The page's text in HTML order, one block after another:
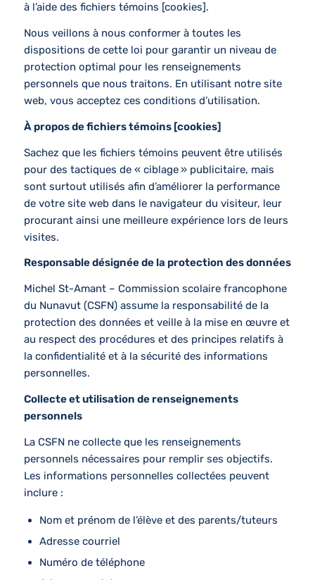
à l’aide des fichiers témoins [cookies].
Nous veillons à nous conformer à toutes les
dispositions de cette loi pour garantir un niveau de
protection optimal pour les renseignements
personnels que nous traitons. En utilisant notre site
web, vous acceptez ces conditions d’utilisation.
À propos de fichiers témoins [cookies]
Sachez que les fichiers témoins peuvent être utilisés
pour des tactiques de « ciblage » publicitaire, mais
sont surtout utilisés afin d’améliorer la performance
de votre site web dans le navigateur du visiteur, leur
procurant ainsi une meilleure expérience lors de leurs
visites.
Responsable désignée de la protection des données
Michel St-Amant – Commission scolaire francophone
du Nunavut (CSFN) assume la responsabilité de la
protection des données et veille à la mise en œuvre et
au respect des procédures et des principes relatifs à
la confidentialité et à la sécurité des informations
personnelles.
Collecte et utilisation de renseignements
personnels
La CSFN ne collecte que les renseignements
personnels nécessaires pour remplir ses objectifs.
Les informations personnelles collectées peuvent
inclure :
Nom et prénom de l’élève et des parents/tuteurs
Adresse courriel
Numéro de téléphone